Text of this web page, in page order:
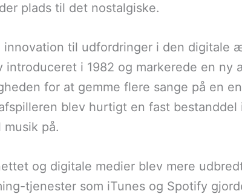
plads til det nostalgiske.
innovation til udfordringer i den digitale
introduceret i 1982 og markerede en
for at gemme flere sange på en
blev hurtigt en fast
på.
og digitale medier blev mere
tjenester som iTunes og Spotify